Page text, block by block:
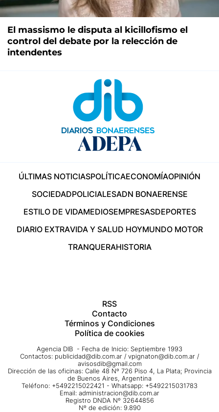
El massismo le disputa al kicillofismo el
control del debate por la relección de
intendentes
ÚLTIMAS NOTICIASPOLÍTICAECONOMÍAOPINIÓN
SOCIEDADPOLICIALESADN BONAERENSE
ESTILO DE VIDAMEDIOSEMPRESASDEPORTES
DIARIO EXTRAVIDA Y SALUD HOYMUNDO MOTOR
TRANQUERAHISTORIA
RSS
Contacto
Términos y Condiciones
Política de cookies
Agencia DIB - Fecha de Inicio: Septiembre 1993
Contactos: publicidad@dib.com.ar / vpignaton@dib.com.ar /
avisosdib@gmail.com
Dirección de las oficinas: Calle 48 Nº 726 Piso 4, La Plata; Provincia
de Buenos Aires, Argentina
Teléfono: +5492215022421 - Whatsapp: +5492215031783
Email: administracion@dib.com.ar
Registro DNDA Nº 32644856
Nº de edición: 9.890